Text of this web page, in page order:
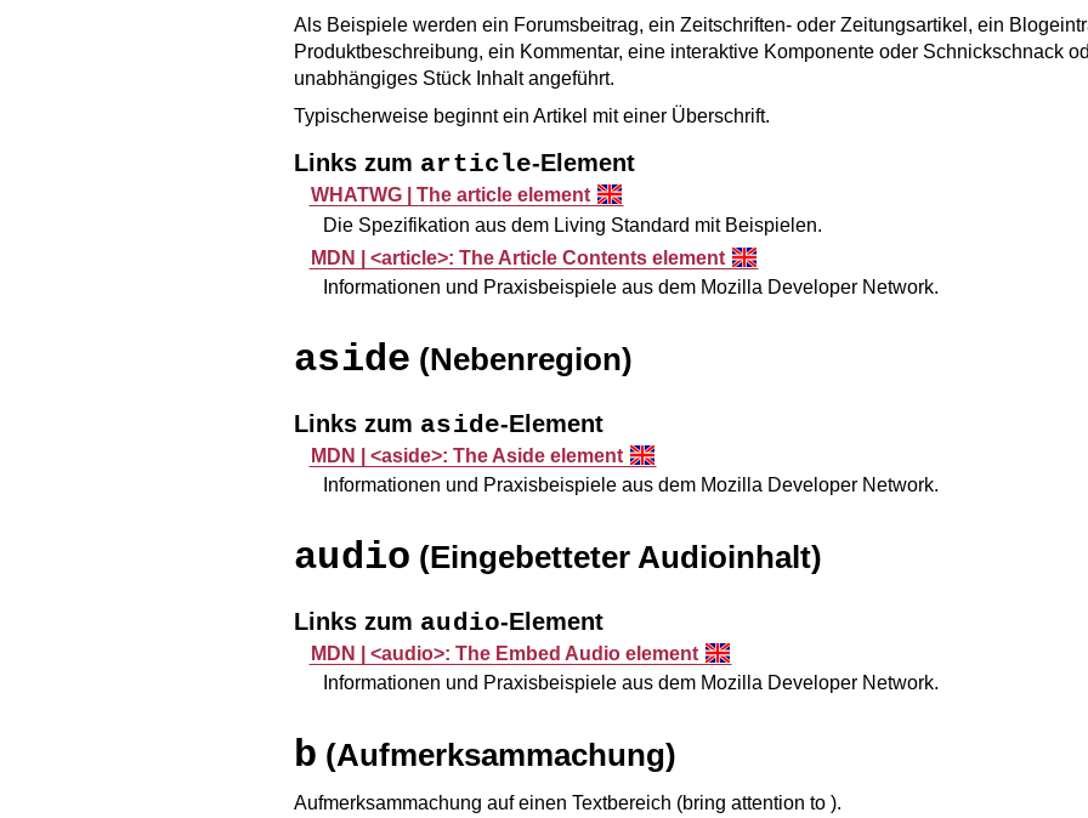
Als Beispiele werden ein Forumsbeitrag, ein Zeitschriften- oder Zeitungsartikel, ein
Produktbeschreibung, ein Kommentar, eine interaktive Komponente oder Schnickschnack
unabhängiges Stück Inhalt angeführt.
Typischerweise beginnt ein Artikel mit einer Überschrift.
Links zum article-Element
WHATWG |The article element
Die Spezifikation aus dem Living Standard mit Beispielen.
MDN |<article>: The Article Contents element
Informationen und Praxisbeispiele aus dem Mozilla Developer Network.
aside (Nebenregion)
Links zum aside-Element
MDN |<aside>: The Aside element
Informationen und Praxisbeispiele aus dem Mozilla Developer Network.
audio (Eingebetteter Audioinhalt)
Links zum audio-Element
MDN |<audio>: The Embed Audio element
Informationen und Praxisbeispiele aus dem Mozilla Developer Network.
b (Aufmerksammachung)
Aufmerksammachung auf einen Textbereich (bring attention to).